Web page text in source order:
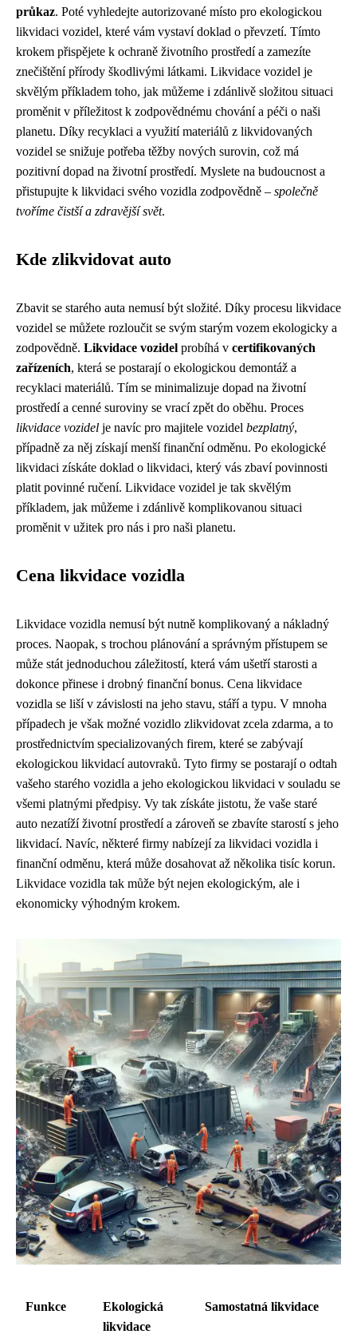
průkaz. Poté vyhledejte autorizované místo pro ekologickou
likvidaci vozidel, které vám vystaví doklad o převzetí. Tímto
krokem přispějete k ochraně životního prostředí a zamezíte
znečištění přírody škodlivými látkami. Likvidace vozidel je
skvělým příkladem toho, jak můžeme i zdánlivě složitou situaci
proměnit v příležitost k zodpovědnému chování a péči o naši
planetu. Díky recyklaci a využití materiálů z likvidovaných
vozidel se snižuje potřeba těžby nových surovin, což má
pozitivní dopad na životní prostředí. Myslete na budoucnost a
přistupujte k likvidaci svého vozidla zodpovědně – společně
tvoříme čistší a zdravější svět.
Kde zlikvidovat auto
Zbavit se starého auta nemusí být složité. Díky procesu likvidace
vozidel se můžete rozloučit se svým starým vozem ekologicky a
zodpovědně. Likvidace vozidel probíhá v certifikovaných
zařízeních, která se postarají o ekologickou demontáž a
recyklaci materiálů. Tím se minimalizuje dopad na životní
prostředí a cenné suroviny se vrací zpět do oběhu. Proces
likvidace vozidel je navíc pro majitele vozidel bezplatný,
případně za něj získají menší finanční odměnu. Po ekologické
likvidaci získáte doklad o likvidaci, který vás zbaví povinnosti
platit povinné ručení. Likvidace vozidel je tak skvělým
příkladem, jak můžeme i zdánlivě komplikovanou situaci
proměnit v užitek pro nás i pro naši planetu.
Cena likvidace vozidla
Likvidace vozidla nemusí být nutně komplikovaný a nákladný
proces. Naopak, s trochou plánování a správným přístupem se
může stát jednoduchou záležitostí, která vám ušetří starosti a
dokonce přinese i drobný finanční bonus. Cena likvidace
vozidla se liší v závislosti na jeho stavu, stáří a typu. V mnoha
případech je však možné vozidlo zlikvidovat zcela zdarma, a to
prostřednictvím specializovaných firem, které se zabývají
ekologickou likvidací autovraků. Tyto firmy se postarají o odtah
vašeho starého vozidla a jeho ekologickou likvidaci v souladu se
všemi platnými předpisy. Vy tak získáte jistotu, že vaše staré
auto nezatíží životní prostředí a zároveň se zbavíte starostí s jeho
likvidací. Navíc, některé firmy nabízejí za likvidaci vozidla i
finanční odměnu, která může dosahovat až několika tisíc korun.
Likvidace vozidla tak může být nejen ekologickým, ale i
ekonomicky výhodným krokem.
Funkce
Ekologická
likvidace
Samostatná likvidace